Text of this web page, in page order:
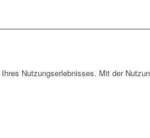
Nutzungserlebnisses. Mit der